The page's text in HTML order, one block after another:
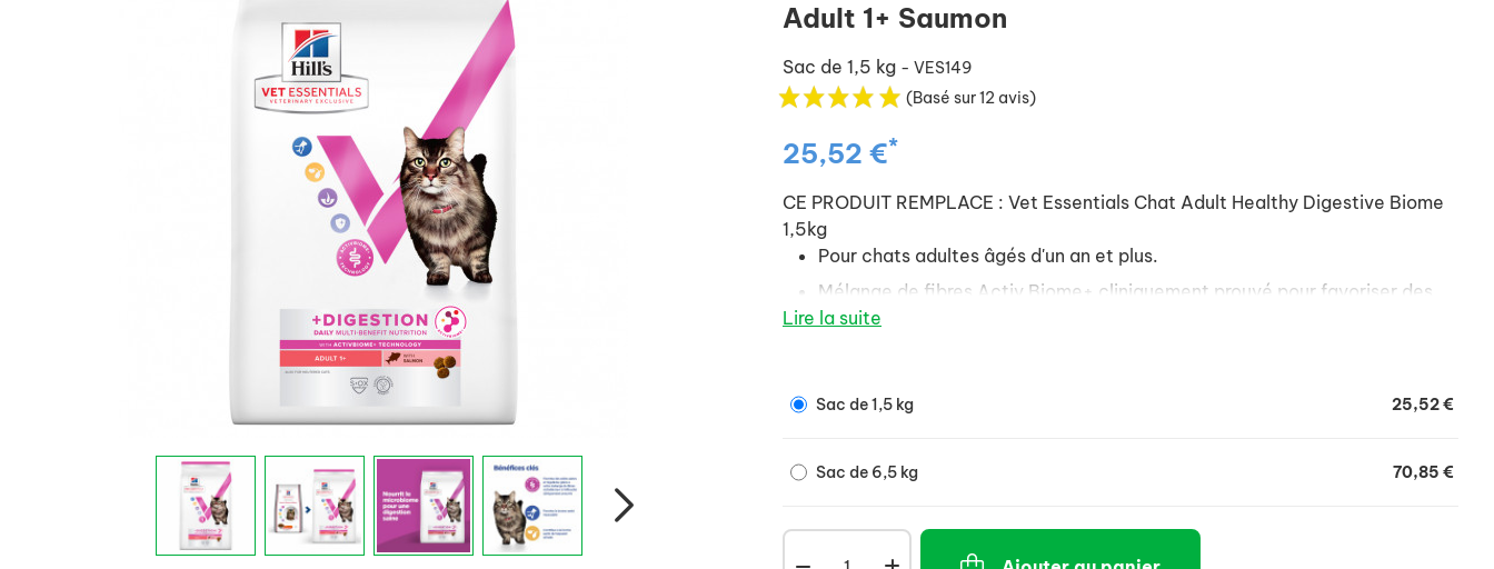
Adult 1+ Saumon
Sac de 1,5 kg - VES149
(Basé sur 12 avis)
25,52 €*
CE PRODUIT REMPLACE : Vet Essentials Chat Adult Healthy Digestive Biome
1,5kg
Pour chats adultes âgés d'un an et plus.
Mélange de fibres Activ Biome+ cliniquement prouvé pour favoriser des
selles saines et régulières.
Lire la suite
Sac de 1,5 kg 25,52 €
Sac de 6,5 kg 70,85 €